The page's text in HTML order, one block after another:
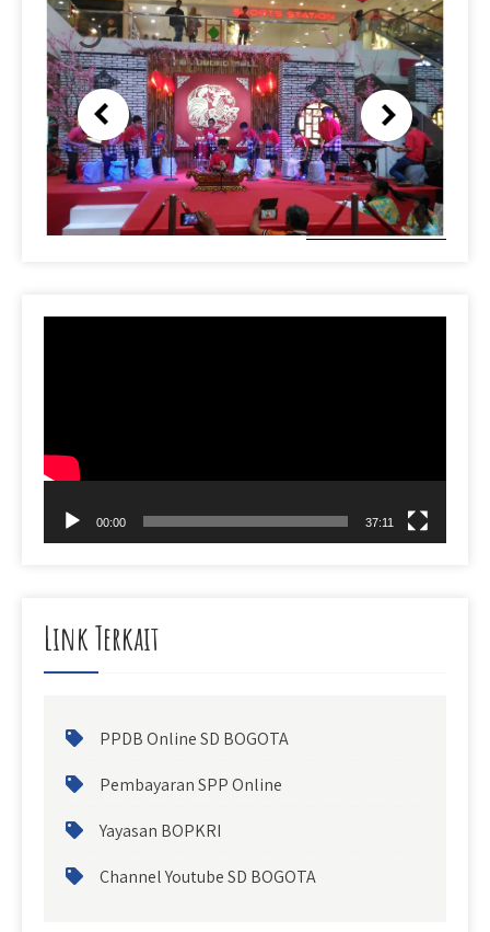
00:00 37:11
Link Terkait
PPDB Online SD BOGOTA
Pembayaran SPP Online
Yayasan BOPKRI
Channel Youtube SD BOGOTA